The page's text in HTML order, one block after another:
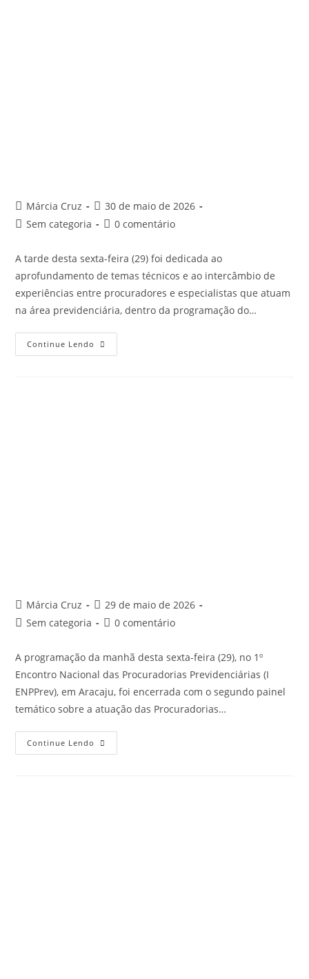
Márcia Cruz
30 de maio de 2026
Sem categoria
0 comentário
A tarde desta sexta-feira (29) foi dedicada ao
aprofundamento de temas técnicos e ao intercâmbio de
experiências entre procuradores e especialistas que atuam
na área previdenciária, dentro da programação do…
Continue Lendo
Márcia Cruz
29 de maio de 2026
Sem categoria
0 comentário
A programação da manhã desta sexta-feira (29), no 1º
Encontro Nacional das Procuradorias Previdenciárias (I
ENPPrev), em Aracaju, foi encerrada com o segundo painel
temático sobre a atuação das Procuradorias…
Continue Lendo